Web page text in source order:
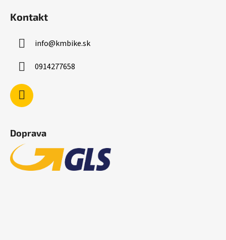
Kontakt
info@kmbike.sk
0914277658
Doprava